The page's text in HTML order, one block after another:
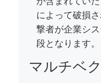
によって破損
撃者が企業シ
段となります。
マルチベ